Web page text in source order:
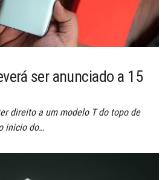
ser anunciado a 15
direito a um modelo T do topo de
inicio do…